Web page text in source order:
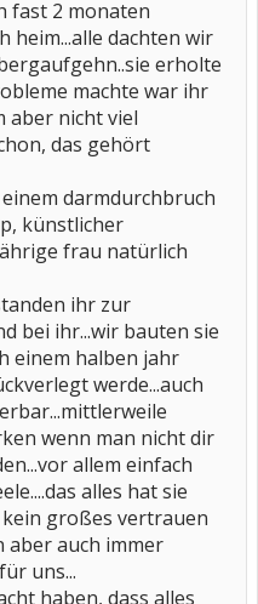
fast 2 monaten
heim...alle dachten wir
erholte
machte war ihr
aber nicht viel
das gehört
darmdurchbruch
künstlicher
frau natürlich
ihr zur
bei ihr...wir bauten sie
einem halben jahr
werde...auch
wenn man nicht dir
allem einfach
alles hat sie
großes vertrauen
aber auch immer
uns...
haben, dass alles